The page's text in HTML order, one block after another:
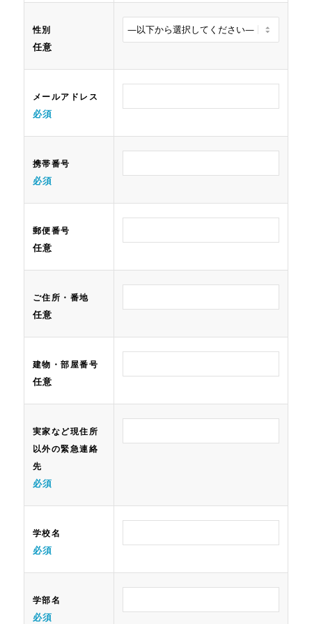
性別
任意
メールアドレス
必須
携帯番号
必須
郵便番号
任意
ご住所・番地
任意
建物・部屋番号
任意
実家など現住所
以外の緊急連絡
先
必須
学校名
必須
学部名
必須